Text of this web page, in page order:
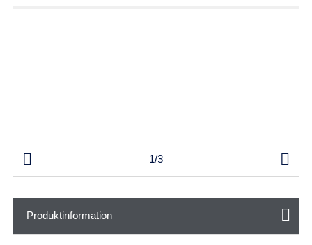
 1/3 
Produktinformation